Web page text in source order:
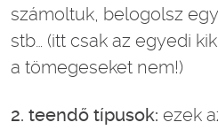
számoltuk, belogolsz
stb… (itt csak az egyedi
a tömegeseket nem!)
2. teendő típusok: ezek